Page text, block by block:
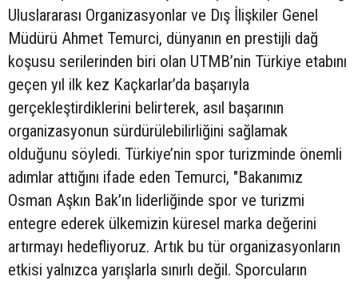
Uluslararası Organizasyonlar ve Dış İlişkiler Genel
Müdürü Ahmet Temurci, dünyanın en prestijli dağ
koşusu serilerinden biri olan UTMB’nin Türkiye etabını
geçen yıl ilk kez Kaçkarlar’da başarıyla
gerçekleştirdiklerini belirterek, asıl başarının
organizasyonun sürdürülebilirliğini sağlamak
olduğunu söyledi. Türkiye’nin spor turizminde önemli
adımlar attığını ifade eden Temurci, "Bakanımız
Osman Aşkın Bak’ın liderliğinde spor ve turizmi
entegre ederek ülkemizin küresel marka değerini
artırmayı hedefliyoruz. Artık bu tür organizasyonların
etkisi yalnızca yarışlarla sınırlı değil. Sporcuların